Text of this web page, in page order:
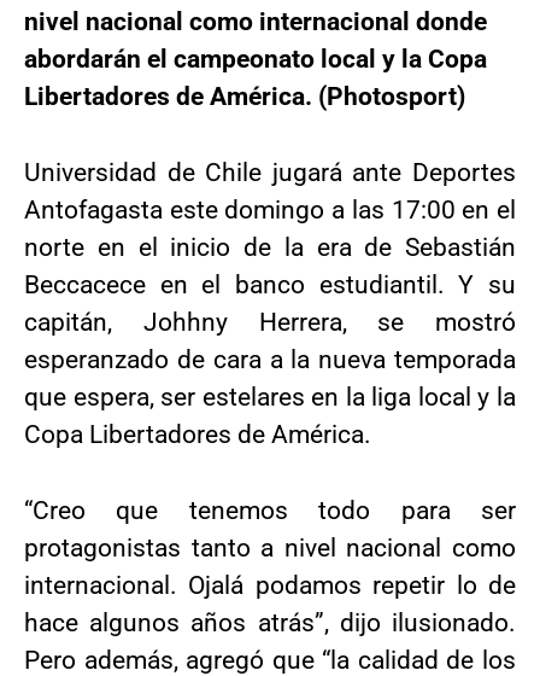
nivel nacional como internacional donde
abordarán el campeonato local y la Copa
Libertadores de América. (Photosport)
Universidad de Chile jugará ante Deportes
Antofagasta este domingo a las 17:00 en el
norte en el inicio de la era de Sebastián
Beccacece en el banco estudiantil. Y su
capitán, Johhny Herrera, se mostró
esperanzado de cara a la nueva temporada
que espera, ser estelares en la liga local y la
Copa Libertadores de América.
“Creo que tenemos todo para ser
protagonistas tanto a nivel nacional como
internacional. Ojalá podamos repetir lo de
hace algunos años atrás”, dijo ilusionado.
Pero además, agregó que “la calidad de los